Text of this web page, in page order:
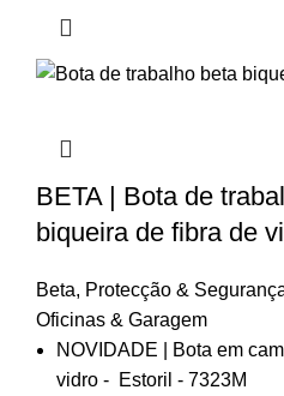
BETA | Bota de
biqueira de fibra de
Beta, Protecção &
Oficinas & Garagem
NOVIDADE | Bota em
vidro - Estoril - 7323M